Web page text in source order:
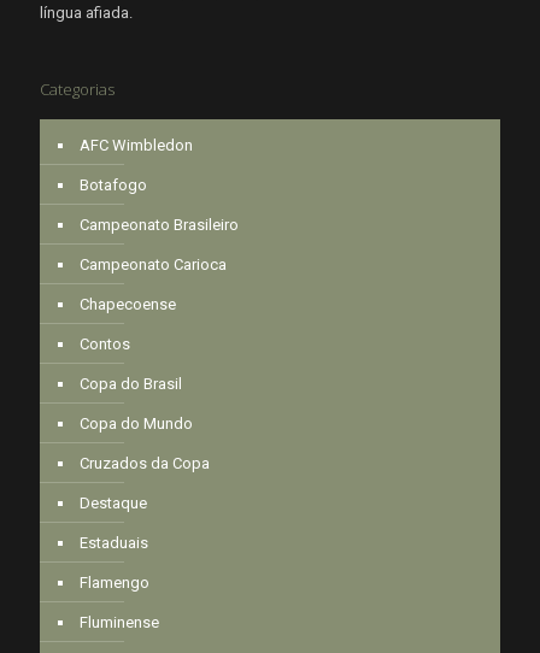
língua afiada.
Categorias
AFC Wimbledon
Botafogo
Campeonato Brasileiro
Campeonato Carioca
Chapecoense
Contos
Copa do Brasil
Copa do Mundo
Cruzados da Copa
Destaque
Estaduais
Flamengo
Fluminense